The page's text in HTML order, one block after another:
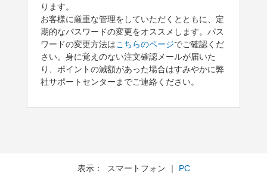
ります。
お客様に厳重な管理をしていただくとともに、定
期的なパスワードの変更をオススメします。パス
ワードの変更方法はこちらのページでご確認くだ
さい。身に覚えのない注文確認メールが届いた
り、ポイントの減額があった場合はすみやかに弊
社サポートセンターまでご連絡ください。
表示： スマートフォン ｜ PC